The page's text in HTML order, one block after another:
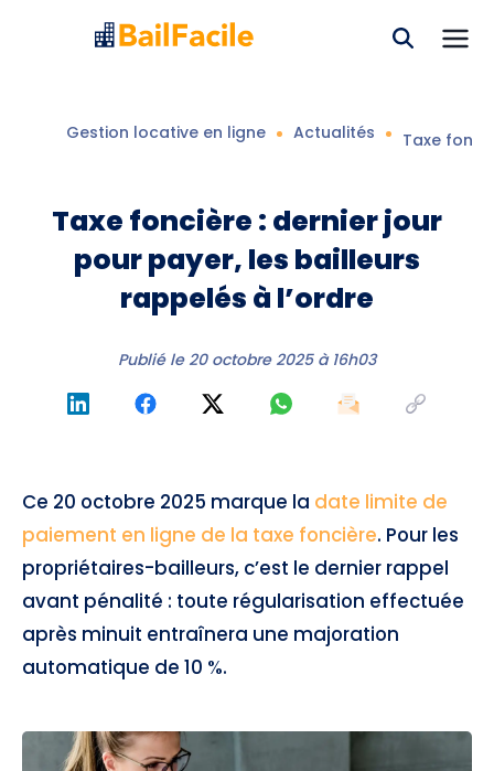
Gestion locative en ligne Actualités Taxe
Taxe foncière : dernier jour
pour payer, les bailleurs
rappelés à l’ordre
Publié le 20 octobre 2025 à 16h03
Ce 20 octobre 2025 marque la date limite de
paiement en ligne de la taxe foncière. Pour les
propriétaires-bailleurs, c’est le dernier rappel
avant pénalité : toute régularisation effectuée
après minuit entraînera une majoration
automatique de 10 %.